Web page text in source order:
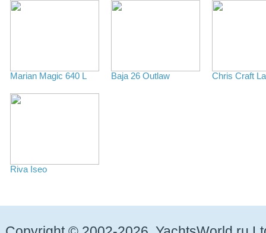
Marian Magic 640 L Baja 26 Outlaw Chris Craft
Riva Iseo